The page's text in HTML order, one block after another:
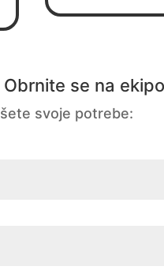
se na
svoje potrebe: